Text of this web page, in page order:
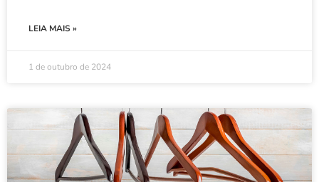
LEIA MAIS »
1 de outubro de 2024